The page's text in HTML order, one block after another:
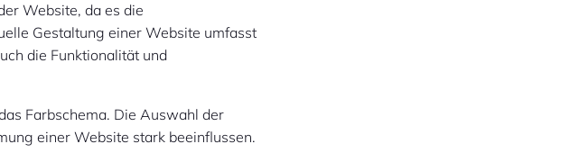
Website, da es die
Gestaltung einer Website umfasst
die Funktionalität und
Farbschema. Die Auswahl der
einer Website stark beeinflussen.